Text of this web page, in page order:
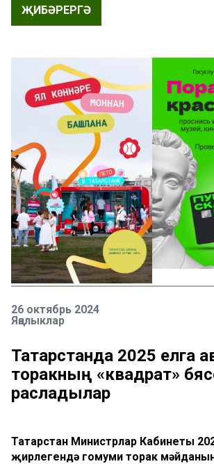
ҖИБӘРЕРГӘ
26 октябрь 2024
Яңалыклар
Татарстанда 2025 елга
торакның «квадрат»
расладылар
Татарстан Министрлар Кабинеты
җирлегендә гомуми торак